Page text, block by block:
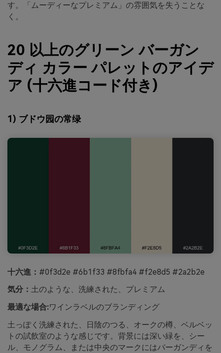
す。「ムーディーなプレミアム」の雰囲気を失うことな
く。
20 以上のグリーン バーガン
ディ カラー パレットのアイデ
ア (十六進コード付き)
1) ブドウ园の常绿
十六進： #0f3d2e #6b1f33 #8fbfa4 #f2e8d5 #2a2b2e
気分： 土のような、洗練された、プレミアム
最適な場合:ワインラベルのブランディング
土っぽく洗練された、日陰のつる、オークの樽、ベルベッ
トの試飲室のような感じです。背景には深い緑を、シー
ル、モノグラム、または中央のマークにはバーガンディを